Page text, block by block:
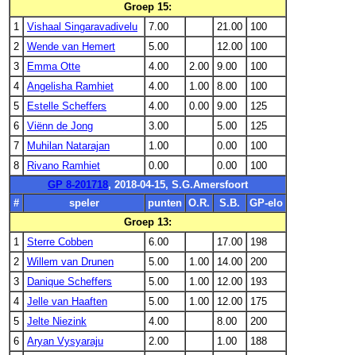
Groep 15:
1
Vishaal Singaravadivelu 7.00 21.00
100
2
Wende van Hemert 5.00 12.00
100
3
Emma Otte 4.00 2.00 9.00
100
4
Angelisha Ramhiet 4.00 1.00 8.00
100
5
Estelle Scheffers 4.00 0.00 9.00
125
6
Viënn de Jong 3.00 5.00
125
7
Muhilan Natarajan 1.00 0.00
100
8
Rivano Ramhiet 0.00 0.00
100
GP 8-201718, 2018-04-15, S.G.Amersfoort
#
speler punten O.R. S.B.
GP-elo
Groep 13:
1
Sterre Cobben 6.00 17.00
198
2
Willem van Drunen 5.00 1.00 14.00
200
3
Danique Scheffers 5.00 1.00 12.00
193
4
Jelle van Haaften 5.00 1.00 12.00
175
5
Jelte Niezink 4.00 8.00
200
6
Aryan Vysyaraju 2.00 1.00
188